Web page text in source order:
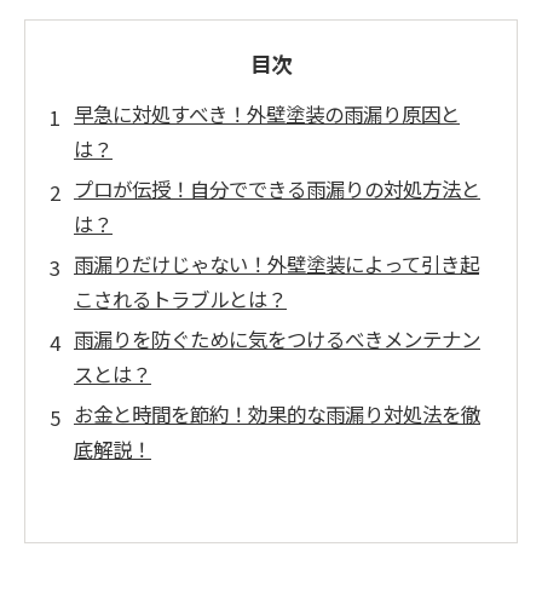
目次
早急に対処すべき！外壁塗装の雨漏り原因と
は？
プロが伝授！自分でできる雨漏りの対処方法と
は？
雨漏りだけじゃない！外壁塗装によって引き起
こされるトラブルとは？
雨漏りを防ぐために気をつけるべきメンテナン
スとは？
お金と時間を節約！効果的な雨漏り対処法を徹
底解説！